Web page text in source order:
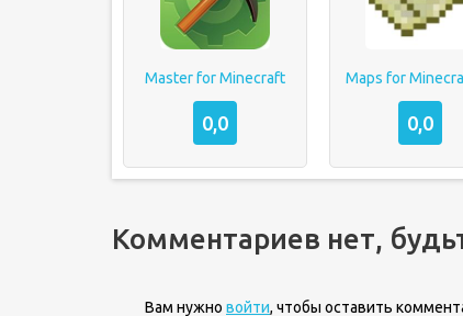
Master for Minecraft
0,0
Maps for
0,0
Комментариев нет,
Вам нужно войти, чтобы оставить